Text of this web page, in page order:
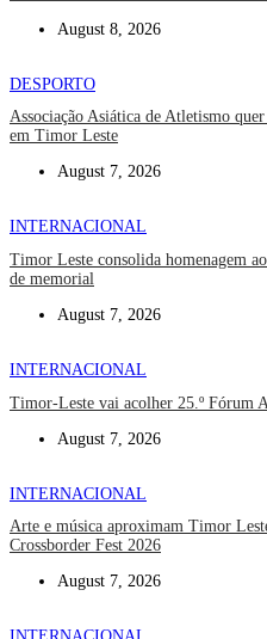
August 8, 2026
DESPORTO
Associação Asiática de Atletismo
em Timor Leste
August 7, 2026
INTERNACIONAL
Timor Leste consolida homenagem
de memorial
August 7, 2026
INTERNACIONAL
Timor-Leste vai acolher 25.º Fórum
August 7, 2026
INTERNACIONAL
Arte e música aproximam Timor
Crossborder Fest 2026
August 7, 2026